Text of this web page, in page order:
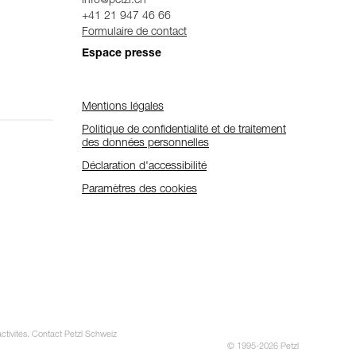
+41 21 947 46 66
Formulaire de contact
Espace presse
Mentions légales
Politique de confidentialité et de traitement
des données personnelles
Déclaration d'accessibilité
Paramètres des cookies
Contact Petzl Schweiz
© 1995-2026 Petzl